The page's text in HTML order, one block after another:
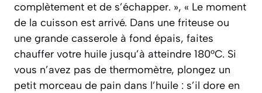
complètement et de s’échapper. », « Le moment
de la cuisson est arrivé. Dans une friteuse ou
une grande casserole à fond épais, faites
chauffer votre huile jusqu’à atteindre 180°C. Si
vous n’avez pas de thermomètre, plongez un
petit morceau de pain dans l’huile : s’il dore en